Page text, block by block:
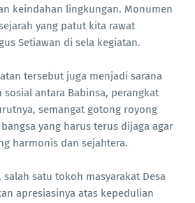
keindahan lingkungan. Monumen
yang patut kita rawat
Setiawan di sela kegiatan.
tersebut juga menjadi sarana
antara Babinsa, perangkat
semangat gotong royong
yang harus terus dijaga agar
harmonis dan sejahtera.
satu tokoh masyarakat Desa
apresiasinya atas kepedulian